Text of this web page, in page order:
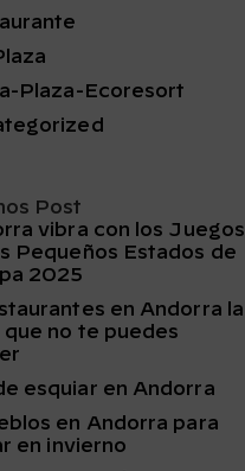
Plaza-Ecoresort
Post
vibra con los Juegos
Pequeños Estados de
2025
en Andorra la
que no te puedes
esquiar en Andorra
en Andorra para
en invierno